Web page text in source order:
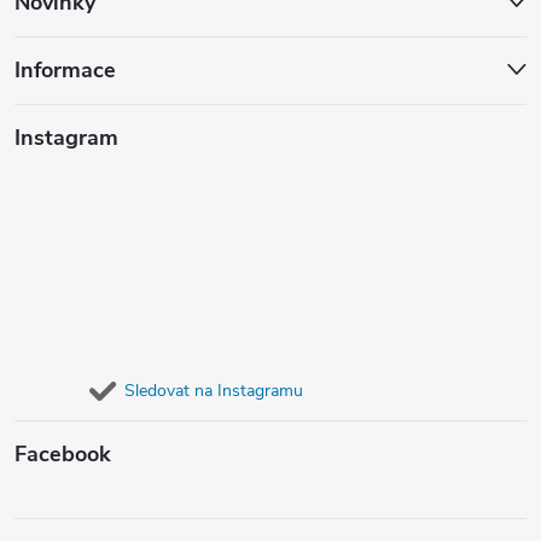
Informace
Instagram
Sledovat na Instagramu
Facebook